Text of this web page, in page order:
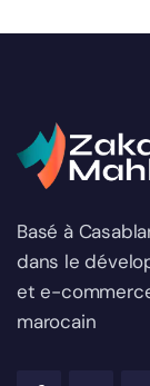
Basé à
dans le
et e-
marocain